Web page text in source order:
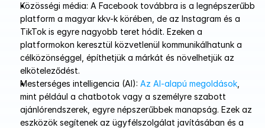
Közösségi média: A Facebook továbbra is a legnépszerűbb
platform a magyar kkv-k körében, de az Instagram és a
TikTok is egyre nagyobb teret hódít. Ezeken a
platformokon keresztül közvetlenül kommunikálhatunk a
célközönséggel, építhetjük a márkát és növelhetjük az
elköteleződést.
Mesterséges intelligencia (AI): Az AI-alapú megoldások
mint például a chatbotok vagy a személyre szabott
ajánlórendszerek, egyre népszerűbbek manapság. Ezek az
eszközök segítenek az ügyfélszolgálat javításában és a